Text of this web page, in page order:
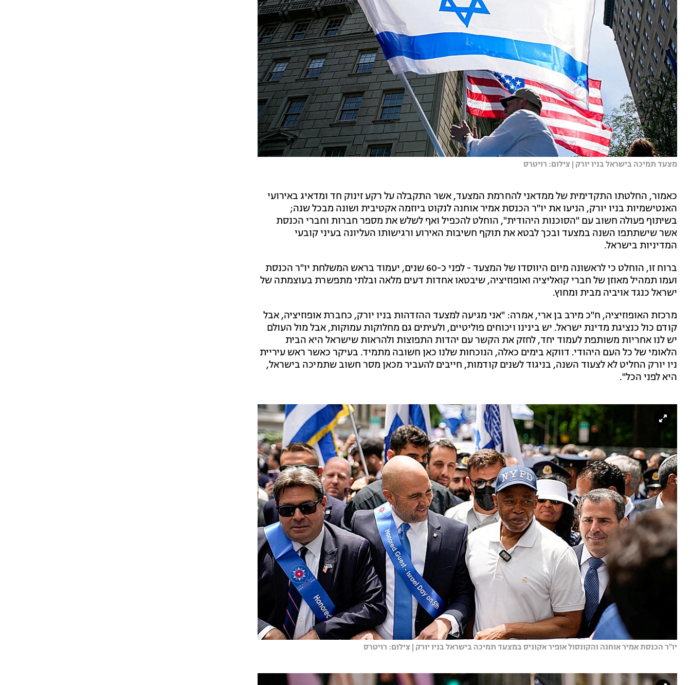
מצעד תמיכה בישראל בניו יורק | צילום: רויטרס
כאמור, החלטתו התקדימית של ממדאני להחרמת המצעד, אשר התקבלה על רקע זינוק חד ומדאיג באירועי
האנטישמיות בניו יורק, הניעו את יו"ר הכנסת אמיר אוחנה לנקוט ביוזמה אקטיבית ושונה מבכל שנה;
בשיתוף פעולה חשוב עם "הסוכנות היהודית", הוחלט להכפיל ואף לשלש את מספר חברות וחברי הכנסת
אשר שישתתפו השנה במצעד ובכך לבטא את תוקף חשיבות האירוע ורגישותו העליונה בעיני קובעי
המדיניות בישראל.
ברוח זו, הוחלט כי לראשונה מיום היווסדו של המצעד - לפני כ-60 שנים, יעמוד בראש המשלחת יו"ר הכנסת
ועמו תמהיל מאוזן של חברי קואליציה ואופוזיציה, שיבטאו אחדות דעים מלאה ובלתי מתפשרת בעוצמתה של
ישראל כנגד אויביה מבית ומחוץ.
מרכזת האופוזיציה, ח"כ מירב בן ארי, אמרה: "אני מגיעה למצעד ההזדהות בניו יורק, כחברת אופוזיציה, אבל
קודם כול כנציגת מדינת ישראל. יש בינינו ויכוחים פוליטיים, ולעיתים גם מחלוקות עמוקות, אבל מול העולם
יש לנו אחריות משותפת לעמוד יחד, לחזק את הקשר עם יהדות התפוצות ולהראות שישראל היא הבית
הלאומי של כל העם היהודי. דווקא בימים כאלה, הנוכחות שלנו כאן חשובה מתמיד. בעיקר כאשר ראש עיריית
ניו יורק החליט לא לצעוד השנה, בניגוד לשנים קודמות, חייבים להעביר מכאן מסר חשוב שתמיכה בישראל,
היא לפני הכל".
יו"ר הכנסת אמיר אוחנה והקונסול אופיר אקוניס במצעד תמיכה בישראל בניו יורק | צילום: רויטרס